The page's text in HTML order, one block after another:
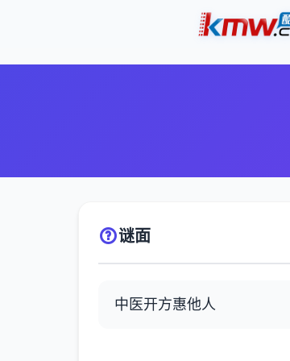
谜面
中医开方惠他人